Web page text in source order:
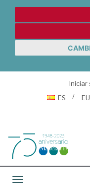
Iniciar
ES
Toggle navigation